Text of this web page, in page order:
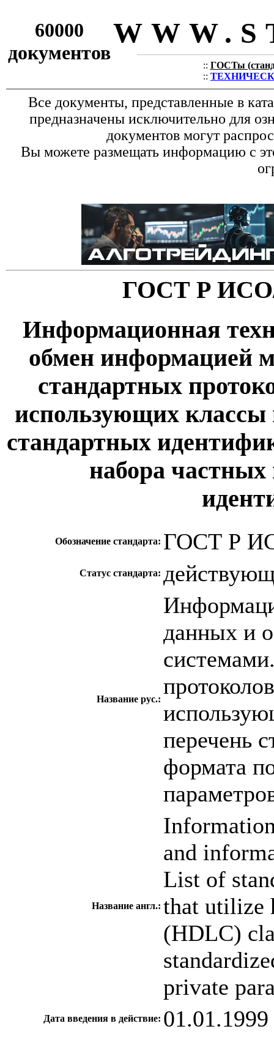
60000
документов
:: ГОСТы
::
Все документы, представленные в
предназначены исключительно для
документов могут
Вы можете размещать информацию с
ГОСТ Р
Информационная
обмен информацией
стандартных
использующих классы
стандартных
набора частных
Обозначение стандарта: ГОСТ Р
Статус стандарта:
Название рус.:
данных и
перечень
формата
Название англ.:
and
List of
that utilize
(HDLC)
private
Дата введения в действие: 01.01.1999